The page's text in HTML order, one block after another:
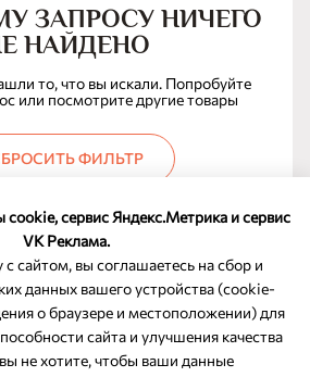
сервис Яндекс.Метрика и сервис
VK Реклама.
сайтом, вы соглашаетесь на сбор и
данных вашего устройства (cookie-
о браузере и местоположении) для
сайта и улучшения качества
не хотите, чтобы ваши данные
ЗАПРОСУ НИЧЕГО
НАЙДЕНО
то, что вы искали. Попробуйте
или посмотрите другие товары
ФИЛЬТР
ОБРАТНАЯ СВЯЗЬ
800-350-46-10